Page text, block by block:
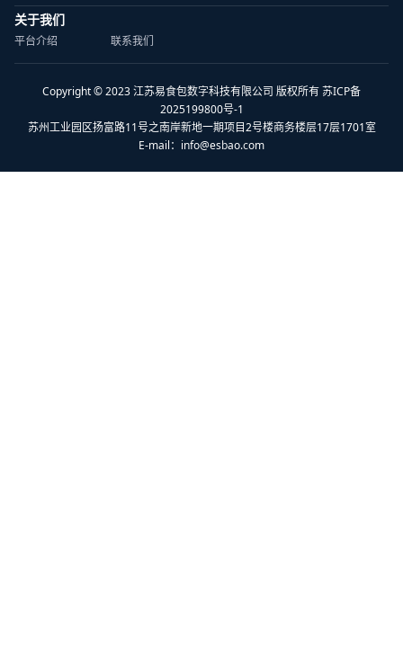
关于我们
平台介绍 联系我们
Copyright © 2023 江苏易食包数字科技有限公司 版权所有 苏ICP备
2025199800号-1
苏州工业园区扬富路11号之南岸新地一期项目2号楼商务楼层17层1701室
E-mail： info@esbao.com